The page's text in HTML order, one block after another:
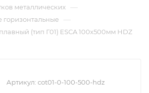
металлических —
—
(тип Г01) ESCA 100х500мм HDZ
Артикул: cot01-0-100-500-hdz